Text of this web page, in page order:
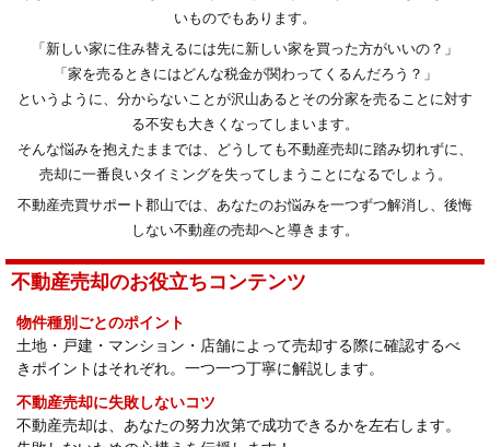
いものでもあります。
「新しい家に住み替えるには先に新しい家を買った方がいいの？」
「家を売るときにはどんな税金が関わってくるんだろう？」
というように、分からないことが沢山あるとその分家を売ることに対す
る不安も大きくなってしまいます。
そんな悩みを抱えたままでは、どうしても不動産売却に踏み切れずに、
売却に一番良いタイミングを失ってしまうことになるでしょう。
不動産売買サポート郡山では、あなたのお悩みを一つずつ解消し、後悔
しない不動産の売却へと導きます。
不動産売却のお役立ちコンテンツ
物件種別ごとのポイント
土地・戸建・マンション・店舗によって売却する際に確認するべ
きポイントはそれぞれ。一つ一つ丁寧に解説します。
不動産売却に失敗しないコツ
不動産売却は、あなたの努力次第で成功できるかを左右します。